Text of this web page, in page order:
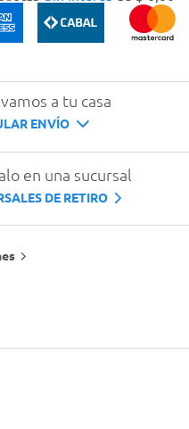
a tu casa
ENVÍO
en una sucursal
DE RETIRO